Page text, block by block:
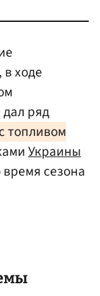
ходе
ряд
топливом
Украины
сезона